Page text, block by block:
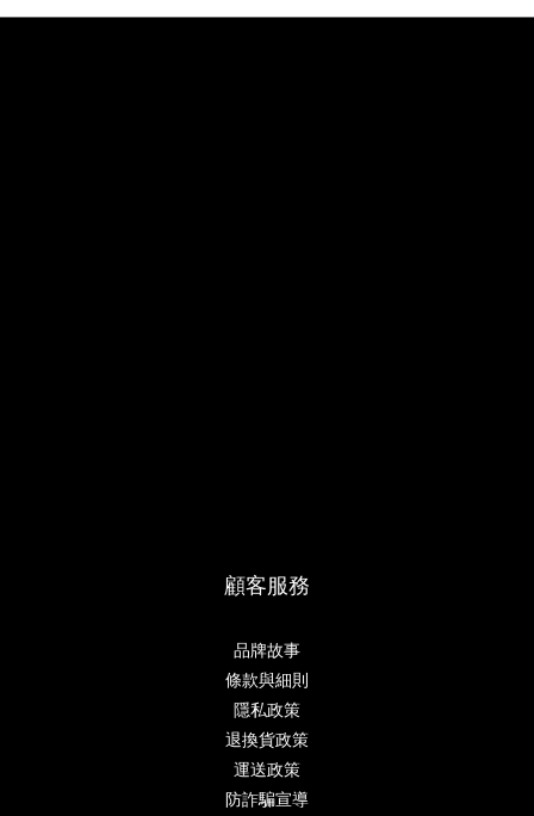
顧客服務
品牌故事
條款與細則
隱私政策
退換貨政策
運送政策
防詐騙宣導